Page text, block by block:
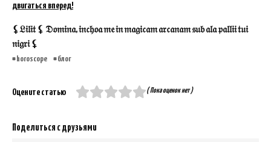
двигаться вперед!
⚸𝔏𝔦𝔩𝔦𝔱 ⚸ 𝔇𝔬𝔪𝔦𝔫𝔞, 𝔦𝔫𝔠𝔥𝔬𝔞 𝔪𝔢 𝔦𝔫 𝔪𝔞𝔤𝔦𝔠𝔞𝔪 𝔞𝔯𝔠𝔞𝔫𝔞𝔪 𝔰𝔲𝔟 𝔞𝔩𝔞 𝔭𝔞𝔩𝔩𝔦𝔦 𝔱𝔲𝔦
𝔫𝔦𝔤𝔯𝔦 ⚸
horoscope блог
Оцените статью ( Пока оценок нет )
Поделиться с друзьями